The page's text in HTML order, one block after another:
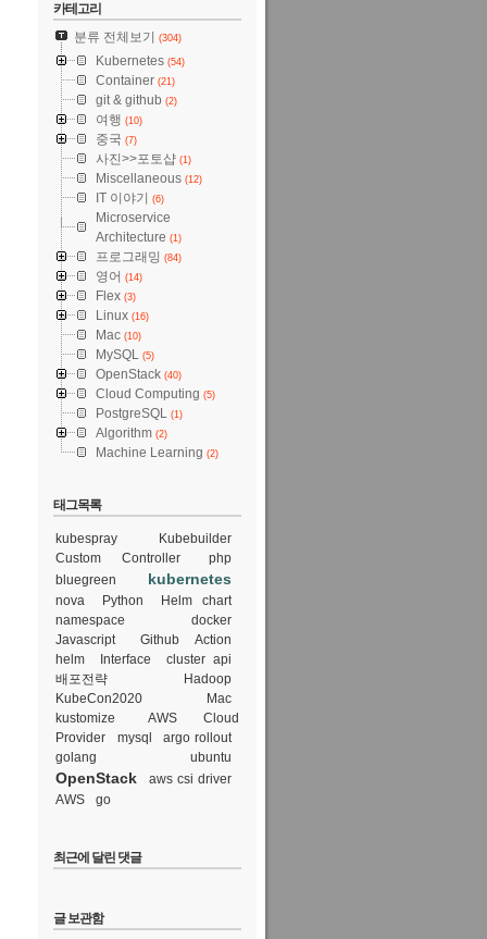
카테고리
분류 전체보기
(304)
Kubernetes (54)
Container (21)
git & github (2)
여행 (10)
중국 (7)
사진>>포토샵 (1)
Miscellaneous (12)
IT 이야기 (6)
Microservice
Architecture (1)
프로그래밍 (84)
영어 (14)
Flex (3)
Linux (16)
Mac (10)
MySQL (5)
OpenStack (40)
Cloud Computing (5)
PostgreSQL (1)
Algorithm (2)
Machine Learning (2)
태그목록
kubespray
Kubebuilder
Custom Controller
php
bluegreen
kubernetes
nova Python
Helm chart
namespace
docker
Javascript
Github Action
helm
Interface
cluster api
배포전략
Hadoop
KubeCon2020
Mac
kustomize
AWS Cloud
Provider
mysql
argo rollout
golang
ubuntu
OpenStack
aws csi driver
AWS
go
최근에 달린 댓글
글 보관함